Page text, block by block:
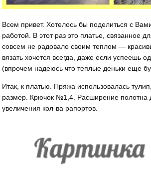
Всем привет. Хотелось бы поделиться с
работой. В этот раз это платье, связанное
совсем не радовало своим теплом —
вязать хочется всегда, даже если успеешь
(впрочем надеюсь что теплые деньки еще
Итак, к платью. Пряжа использовалась
размер. Крючок №1,4. Расширение полотна
увеличения кол-ва рапортов.